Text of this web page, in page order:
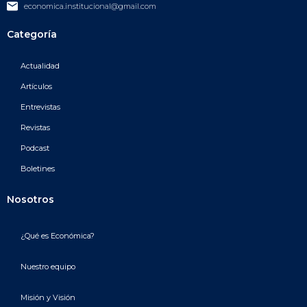
economica.institucional@gmail.com
Categoría
Actualidad
Artículos
Entrevistas
Revistas
Podcast
Boletines
Nosotros
¿Qué es Económica?
Nuestro equipo
Misión y Visión